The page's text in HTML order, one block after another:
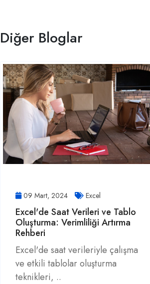
Diğer Bloglar
09 Mart, 2024 Excel
Excel'de Saat Verileri ve Tablo
Oluşturma: Verimliliği Artırma
Rehberi
Excel'de saat verileriyle çalışma
ve etkili tablolar oluşturma
teknikleri, ..